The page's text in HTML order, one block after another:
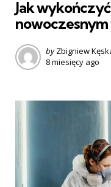
Jak
Posted
by
by Zbigniew
8 miesięcy ago